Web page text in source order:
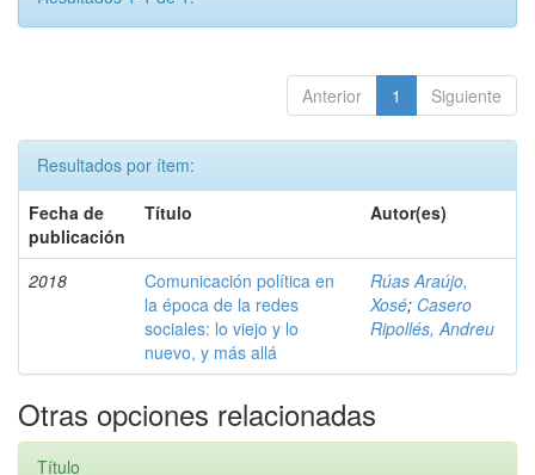
Anterior 1 Siguiente
Resultados por ítem:
Fecha de
publicación
Título Autor(es)
2018
Comunicación política en
la época de la redes
sociales: lo viejo y lo
nuevo, y más allá
Rúas Araújo,
Xosé; Casero
Ripollés, Andreu
Otras opciones relacionadas
Título